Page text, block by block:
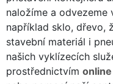
naložíme a odvezeme
například sklo, dřevo,
stavební materiál i
našich vyklízecích
prostřednictvím